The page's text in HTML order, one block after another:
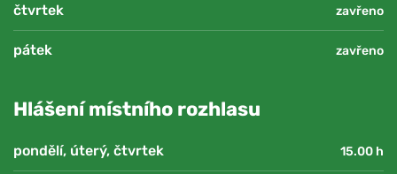
čtvrtek zavřeno
pátek zavřeno
Hlášení místního rozhlasu
pondělí, úterý, čtvrtek 15.00 h